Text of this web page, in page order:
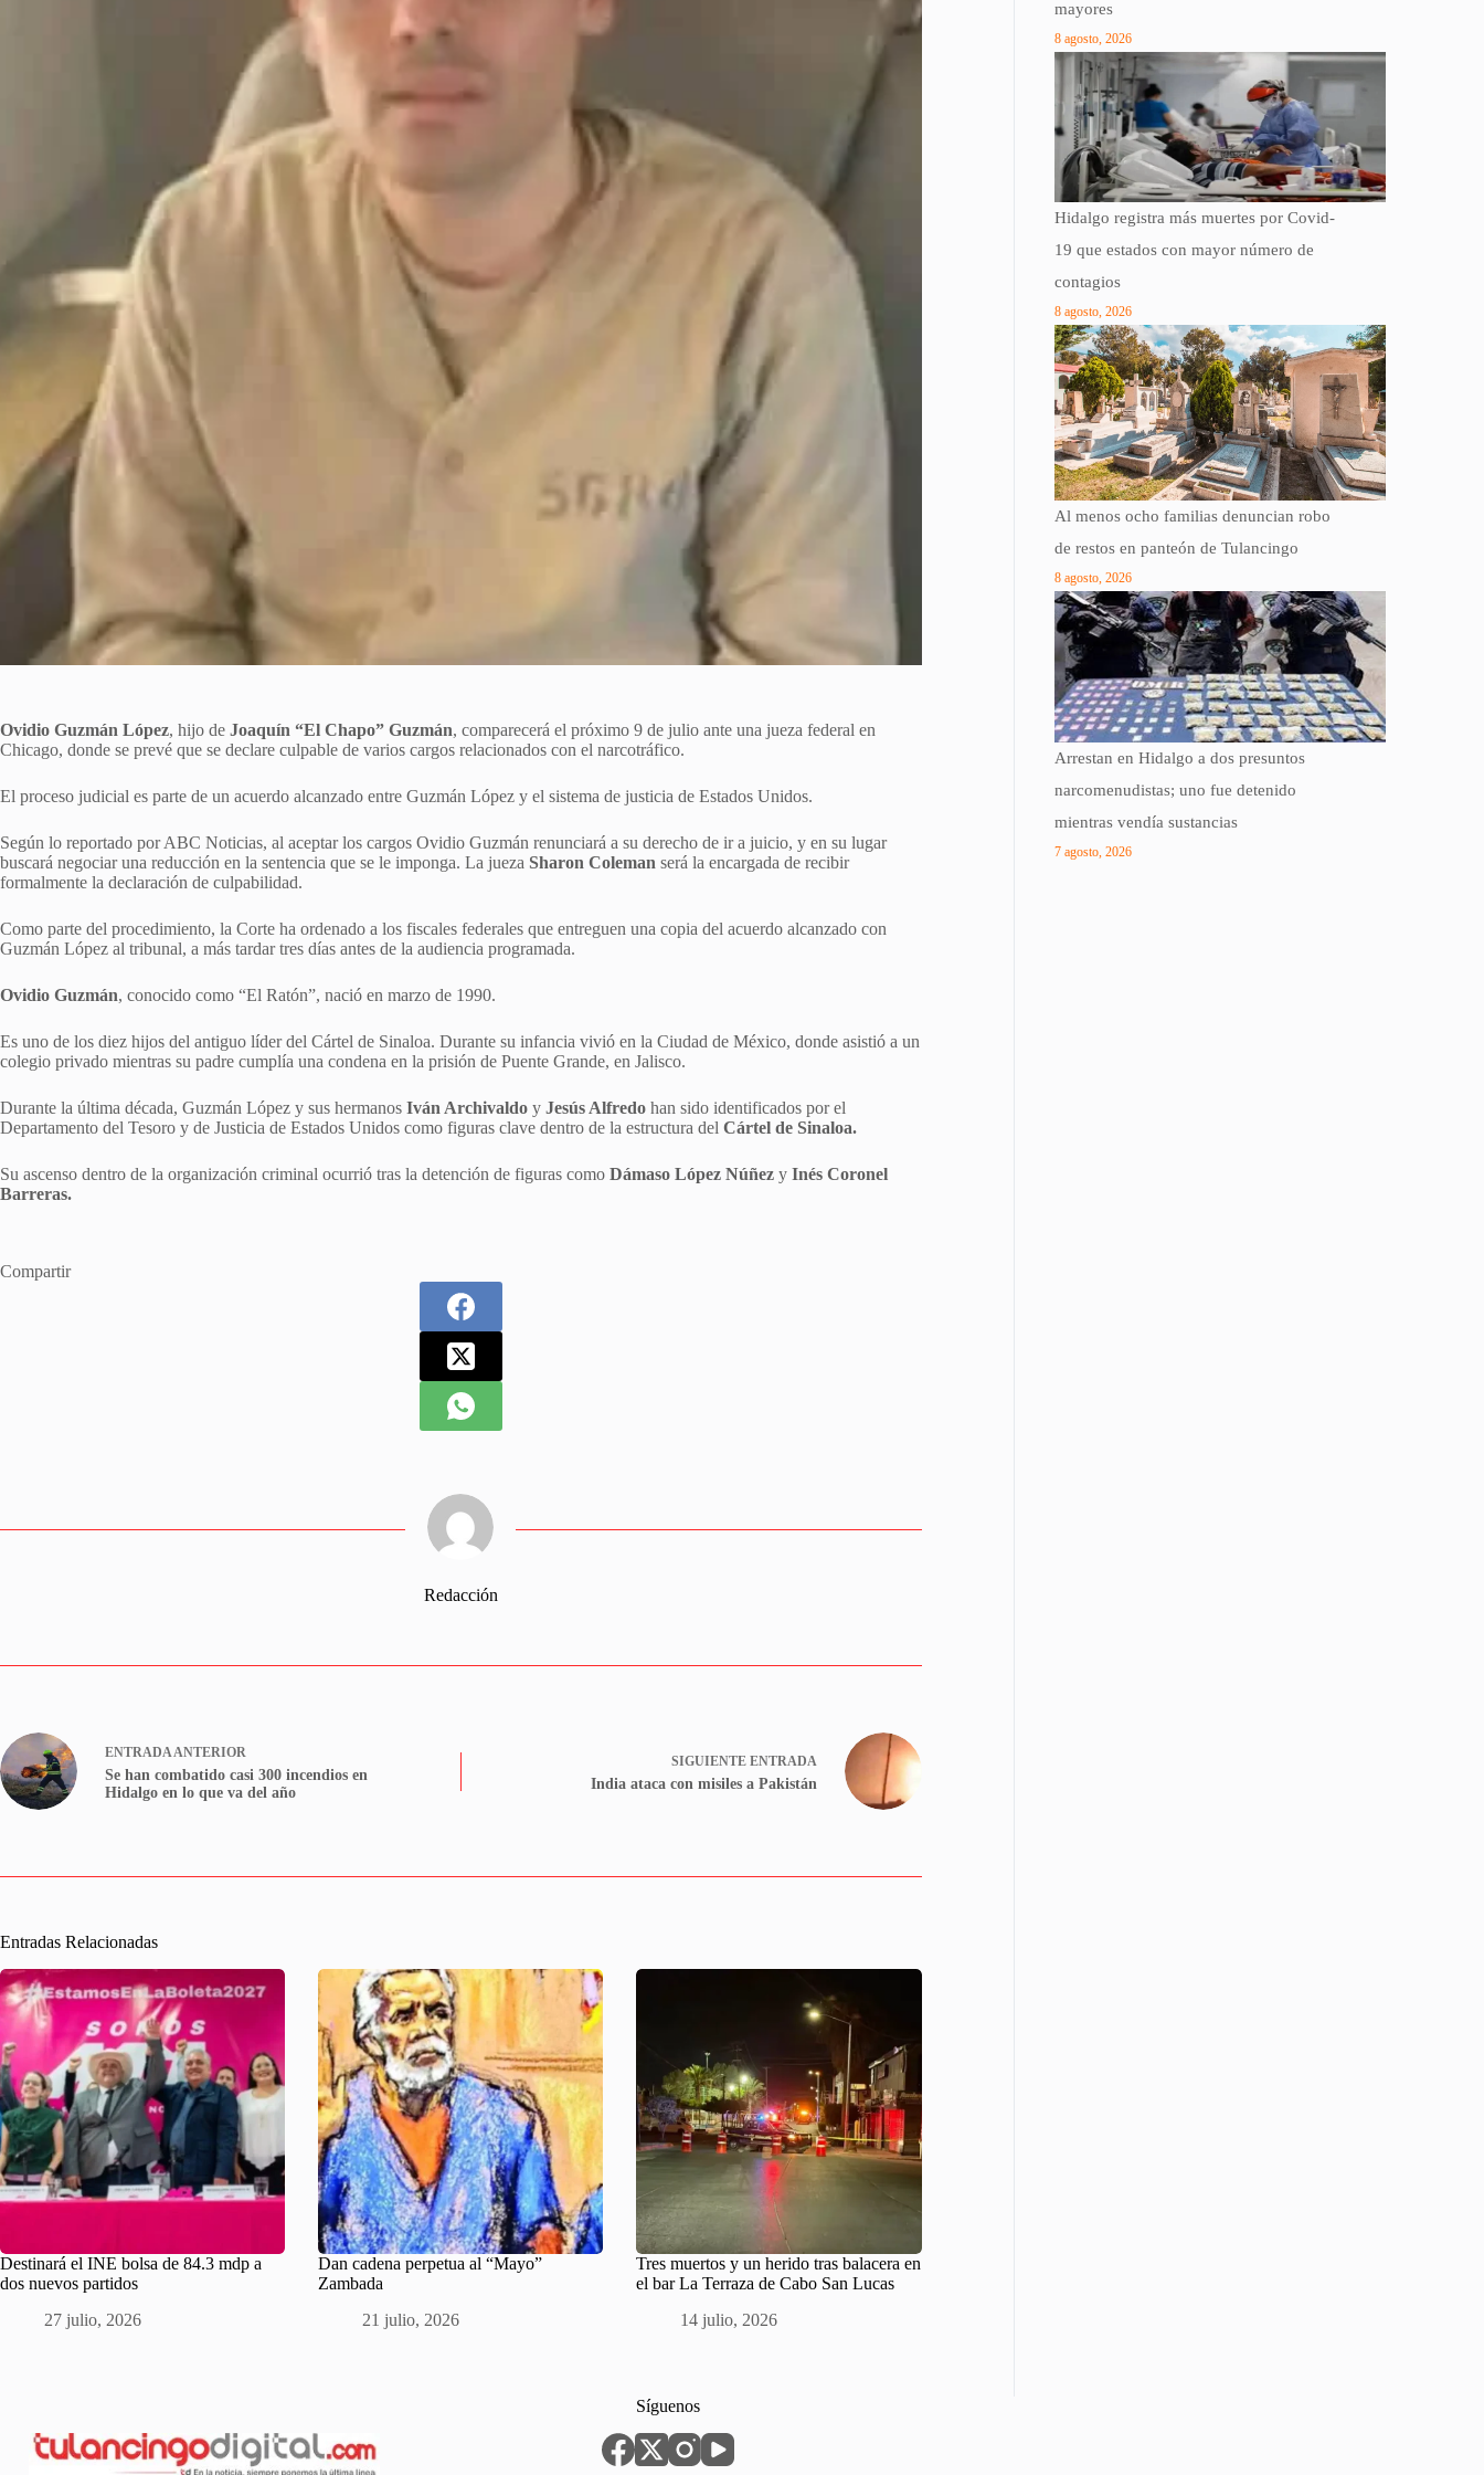
Ovidio Guzmán López, hijo de Joaquín “El Chapo” Guzmán, comparecerá el próximo 9 de julio ante una jueza federal en
Chicago, donde se prevé que se declare culpable de varios cargos relacionados con el narcotráfico.
El proceso judicial es parte de un acuerdo alcanzado entre Guzmán López y el sistema de justicia de Estados Unidos.
Según lo reportado por ABC Noticias, al aceptar los cargos Ovidio Guzmán renunciará a su derecho de ir a juicio, y en su lugar
buscará negociar una reducción en la sentencia que se le imponga. La jueza Sharon Coleman será la encargada de recibir
formalmente la declaración de culpabilidad.
Como parte del procedimiento, la Corte ha ordenado a los fiscales federales que entreguen una copia del acuerdo alcanzado con
Guzmán López al tribunal, a más tardar tres días antes de la audiencia programada.
Ovidio Guzmán, conocido como “El Ratón”, nació en marzo de 1990.
Es uno de los diez hijos del antiguo líder del Cártel de Sinaloa. Durante su infancia vivió en la Ciudad de México, donde asistió a un
colegio privado mientras su padre cumplía una condena en la prisión de Puente Grande, en Jalisco.
Durante la última década, Guzmán López y sus hermanos Iván Archivaldo y Jesús Alfredo han sido identificados por el
Departamento del Tesoro y de Justicia de Estados Unidos como figuras clave dentro de la estructura del Cártel de Sinaloa.
Su ascenso dentro de la organización criminal ocurrió tras la detención de figuras como Dámaso López Núñez y Inés Coronel
Barreras.
Compartir
Redacción
ENTRADAANTERIOR
Se han combatido casi 300 incendios en
Hidalgo en lo que va del año
SIGUIENTE ENTRADA
India ataca con misiles a Pakistán
Entradas Relacionadas
Destinará el INE bolsa de 84.3 mdp a
dos nuevos partidos
27 julio, 2026
Dan cadena perpetua al “Mayo”
Zambada
21 julio, 2026
Tres muertos y un herido tras balacera en
el bar La Terraza de Cabo San Lucas
14 julio, 2026
mayores
8 agosto, 2026
Hidalgo registra más muertes por Covid-
19 que estados con mayor número de
contagios
8 agosto, 2026
Al menos ocho familias denuncian robo
de restos en panteón de Tulancingo
8 agosto, 2026
Arrestan en Hidalgo a dos presuntos
narcomenudistas; uno fue detenido
mientras vendía sustancias
7 agosto, 2026
Síguenos